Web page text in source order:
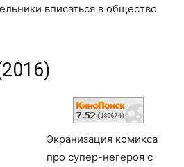
вписаться в общество
Экранизация комикса
про супер-негероя с